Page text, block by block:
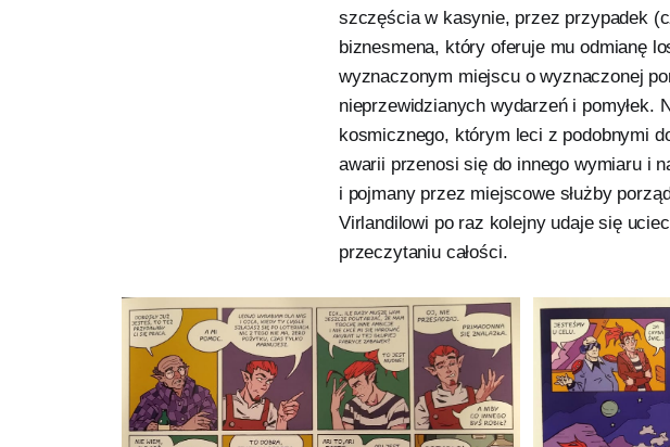
szczęścia w kasynie, przez przypadek
biznesmena, który oferuje mu odmianę
wyznaczonym miejscu o wyznaczonej
nieprzewidzianych wydarzeń i pomyłek.
kosmicznego, którym leci z podobnymi
awarii przenosi się do innego wymiaru i
i pojmany przez miejscowe służby
Virlandilowi po raz kolejny udaje się
przeczytaniu całości.